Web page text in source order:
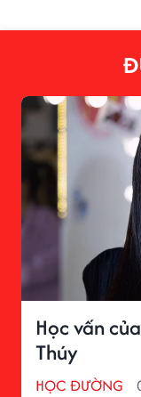
Học vấn
Thúy
HỌC ĐƯỜNG